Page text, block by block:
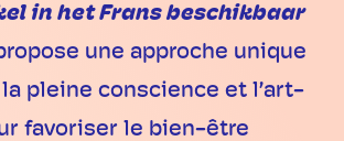
in het Frans beschikbaar
une approche unique
pleine conscience et l’art-
favoriser le bien-être